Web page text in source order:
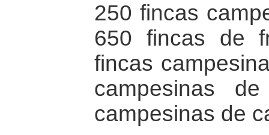
250 fincas
650 fincas de
fincas
campesinas
campesinas de